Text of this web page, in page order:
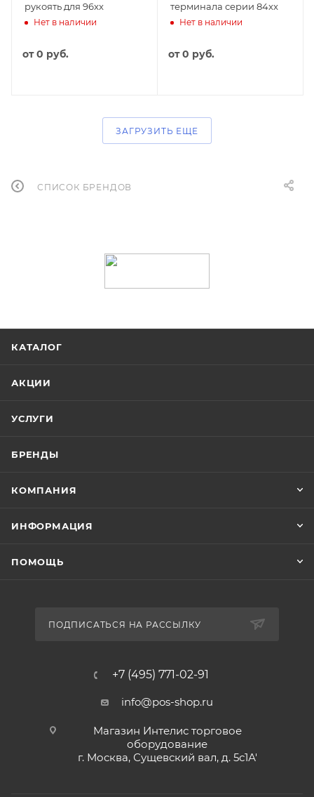
рукоять для 96xx
Нет в наличии
от0 руб.
терминала серии 84xx
Нет в наличии
от0 руб.
ЗАГРУЗИТЬ ЕЩЕ
СПИСОК БРЕНДОВ
КАТАЛОГ
АКЦИИ
УСЛУГИ
БРЕНДЫ
КОМПАНИЯ
ИНФОРМАЦИЯ
ПОМОЩЬ
ПОДПИСАТЬСЯ НА РАССЫЛКУ
+7 (495) 771-02-91
info@pos-shop.ru
Магазин Интелис торговое
оборудование
г. Москва, Сущевский вал, д. 5с1А'